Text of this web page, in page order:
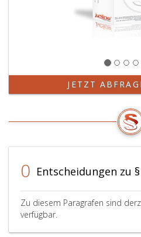
JETZT
0 Entscheidungen zu §
Zu diesem Paragrafen sind
verfügbar.